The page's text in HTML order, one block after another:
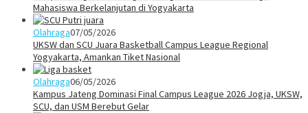
Mahasiswa Berkelanjutan di Yogyakarta
Olahraga07/05/2026
UKSW dan SCU Juara Basketball Campus League Regional
Yogyakarta, Amankan Tiket Nasional
Olahraga06/05/2026
Kampus Jateng Dominasi Final Campus League 2026 Jogja, UKSW,
SCU, dan USM Berebut Gelar